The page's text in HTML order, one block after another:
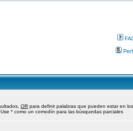
OR para definir palabras que pueden estar en
* como un comodín para las búsquedas parciales